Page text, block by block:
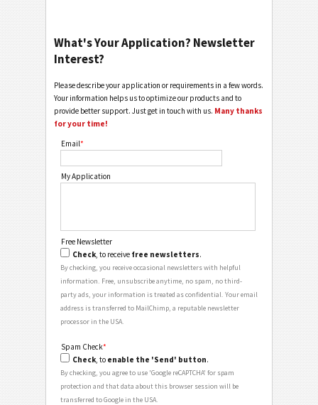
What's Your Application? Newsletter
Interest?
Please describe your application or requirements in a few words.
Your information helps us to optimize our products and to
provide better support. Just get in touch with us. Many thanks
for your time!
Email*
My Application
Free Newsletter
Check, to receive free newsletters.
By checking, you receive occasional newsletters with helpful
information. Free, unsubscribe anytime, no spam, no third-
party ads, your information is treated as confidential. Your email
address is transferred to MailChimp, a reputable newsletter
processor in the USA.
Spam Check*
Check, to enable the 'Send' button.
By checking, you agree to use 'Google reCAPTCHA' for spam
protection and that data about this browser session will be
transferred to Google in the USA.